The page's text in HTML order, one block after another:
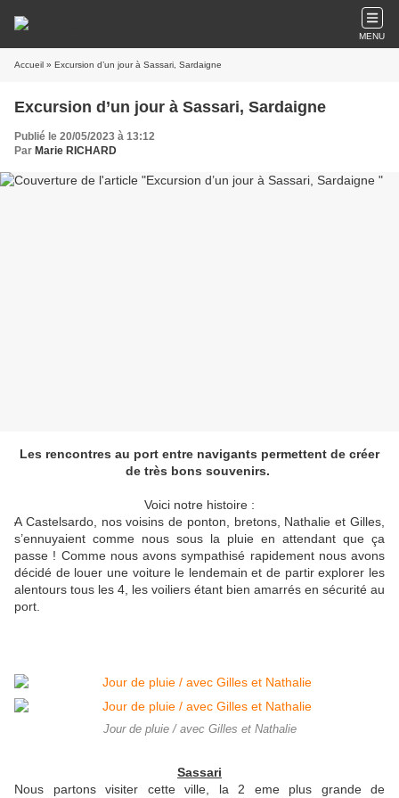
MENU
Accueil » Excursion d’un jour à Sassari, Sardaigne
Excursion d’un jour à Sassari, Sardaigne
Publié le 20/05/2023 à 13:12
Par Marie RICHARD
Les rencontres au port entre navigants permettent de créer
de très bons souvenirs.
Voici notre histoire :
ACastelsardo, nos voisins de ponton, bretons, Nathalie et Gilles,
s’ennuyaient comme nous sous la pluie en attendant que ça
passe ! Comme nous avons sympathisé rapidement nous avons
décidé de louer une voiture le lendemain et de partir explorer les
alentours tous les 4, les voiliers étant bien amarrés en sécurité au
port.
Jour de pluie / avec Gilles et Nathalie
Sassari
Nous partons visiter cette ville, la 2 eme plus grande de